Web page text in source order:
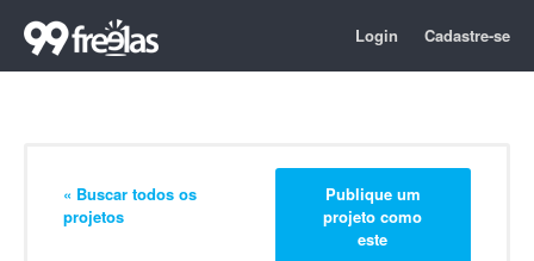
Login Cadastre-se
« Buscar todos os
projetos
Publique um
projeto como
este